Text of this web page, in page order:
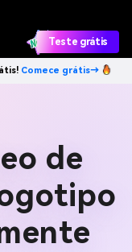
Teste grátis
Comece grátis→
de